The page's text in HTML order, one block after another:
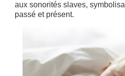
aux sonorités slaves,
passé et présent.